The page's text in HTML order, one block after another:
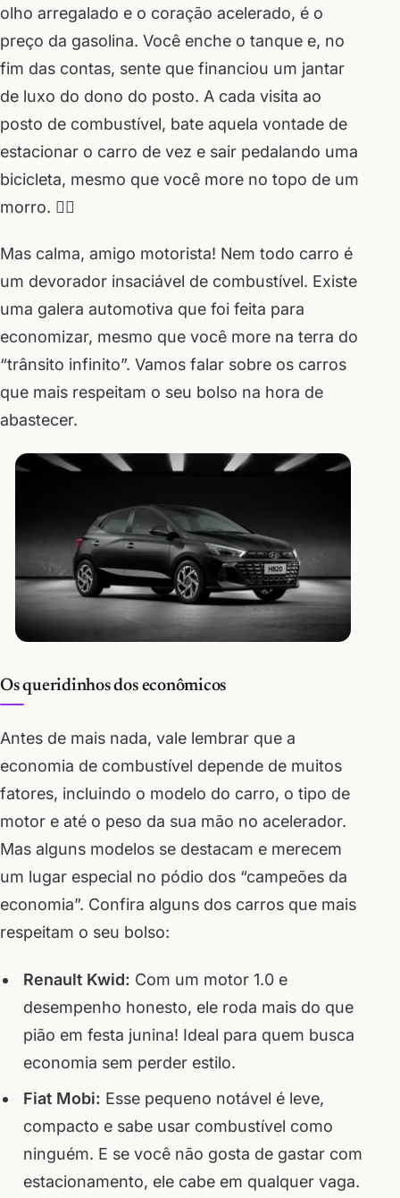
olho arregalado e o coração acelerado, é o
preço da gasolina. Você enche o tanque e, no
fim das contas, sente que financiou um jantar
de luxo do dono do posto. A cada visita ao
posto de combustível, bate aquela vontade de
estacionar o carro de vez e sair pedalando uma
bicicleta, mesmo que você more no topo de um
morro. 🚴‍♂️
Mas calma, amigo motorista! Nem todo carro é
um devorador insaciável de combustível. Existe
uma galera automotiva que foi feita para
economizar, mesmo que você more na terra do
“trânsito infinito”. Vamos falar sobre os carros
que mais respeitam o seu bolso na hora de
abastecer.
Os queridinhos dos econômicos
Antes de mais nada, vale lembrar que a
economia de combustível depende de muitos
fatores, incluindo o modelo do carro, o tipo de
motor e até o peso da sua mão no acelerador.
Mas alguns modelos se destacam e merecem
um lugar especial no pódio dos “campeões da
economia”. Confira alguns dos carros que mais
respeitam o seu bolso:
Renault Kwid: Com um motor 1.0 e
desempenho honesto, ele roda mais do que
pião em festa junina! Ideal para quem busca
economia sem perder estilo.
Fiat Mobi: Esse pequeno notável é leve,
compacto e sabe usar combustível como
ninguém. E se você não gosta de gastar com
estacionamento, ele cabe em qualquer vaga.